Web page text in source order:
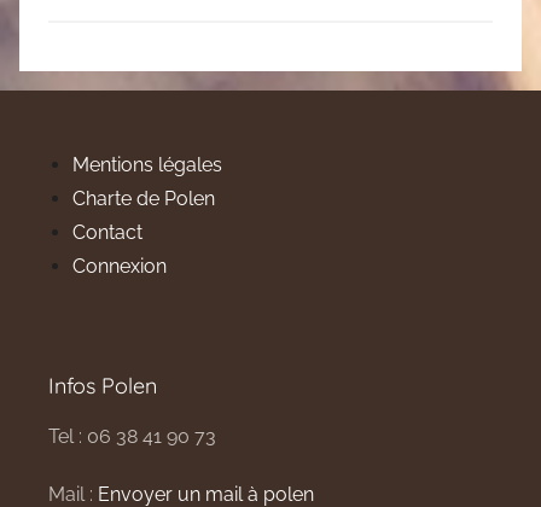
Mentions légales
Charte de Polen
Contact
Connexion
Infos Polen
Tel : 06 38 41 90 73
Mail : Envoyer un mail à polen